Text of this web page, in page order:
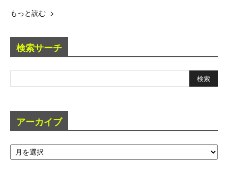
もっと読む
検索サーチ
アーカイブ
ア
ー